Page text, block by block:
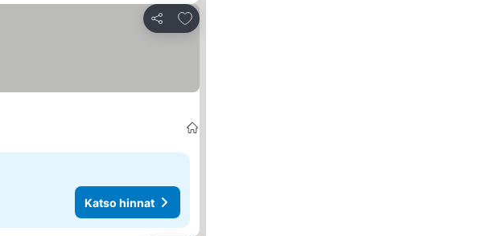
Jaa
Lisää suosikkeihin
Katso hinnat